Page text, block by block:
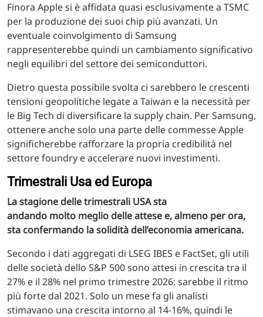
Finora Apple si è affidata quasi esclusivamente a TSMC
per la produzione dei suoi chip più avanzati. Un
eventuale coinvolgimento di Samsung
rappresenterebbe quindi un cambiamento significativo
negli equilibri del settore dei semiconduttori.
Dietro questa possibile svolta ci sarebbero le crescenti
tensioni geopolitiche legate a Taiwan e la necessità per
le Big Tech di diversificare la supply chain. Per Samsung,
ottenere anche solo una parte delle commesse Apple
significherebbe rafforzare la propria credibilità nel
settore foundry e accelerare nuovi investimenti.
Trimestrali Usa ed Europa
La stagione delle trimestrali USA sta
andando molto meglio delle attese e, almeno per ora,
sta confermando la solidità dell’economia americana.
Secondo i dati aggregati di LSEG IBES e FactSet, gli utili
delle società dello S&P 500 sono attesi in crescita tra il
27% e il 28% nel primo trimestre 2026: sarebbe il ritmo
più forte dal 2021. Solo un mese fa gli analisti
stimavano una crescita intorno al 14-16%, quindi le